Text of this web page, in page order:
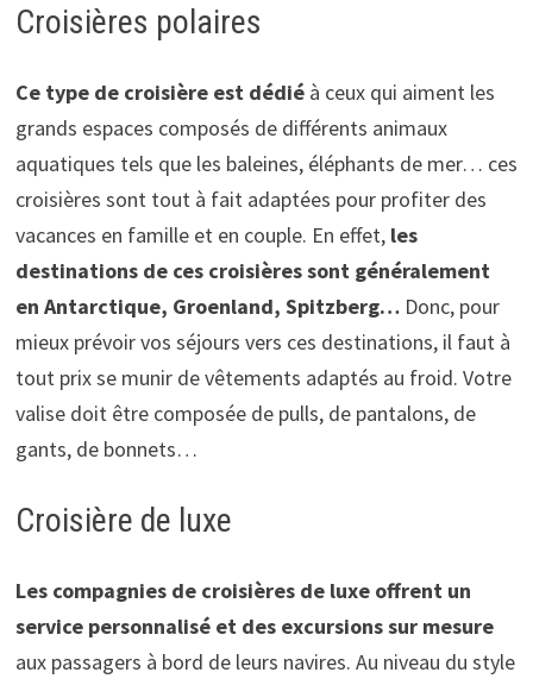
Croisières polaires
Ce type de croisière est dédié à ceux qui aiment les
grands espaces composés de différents animaux
aquatiques tels que les baleines, éléphants de mer… ces
croisières sont tout à fait adaptées pour profiter des
vacances en famille et en couple. En effet, les
destinations de ces croisières sont généralement
en Antarctique, Groenland, Spitzberg… Donc, pour
mieux prévoir vos séjours vers ces destinations, il faut à
tout prix se munir de vêtements adaptés au froid. Votre
valise doit être composée de pulls, de pantalons, de
gants, de bonnets…
Croisière de luxe
Les compagnies de croisières de luxe offrent un
service personnalisé et des excursions sur mesure
aux passagers à bord de leurs navires. Au niveau du style